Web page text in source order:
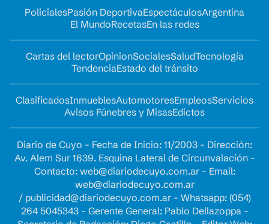
PolicialesPasión DeportivaEspectáculosArgentina
El MundoRecetasEn las redes
Cartas del lectorOpinionSocialesSaludTecnología
TendenciaEstado del tránsito
ClasificadosInmueblesAutomotoresEmpleosServicios
Avisos Fúnebres y MisasEdictos
Diario de Cuyo - Fecha de Inicio: 11/2003 - Dirección:
Av. Alem Sur 1639. Esquina Lateral de Circunvalación -
Contacto: web@diariodecuyo.com.ar- Email:
web@diariodecuyo.com.ar
/ publicidad@diariodecuyo.com.ar- Whatsapp: (054)
264 5045343 - Gerente General: Pablo Dellazoppa -